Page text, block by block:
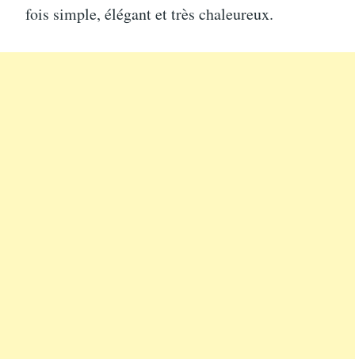
fois simple, élégant et très chaleureux.